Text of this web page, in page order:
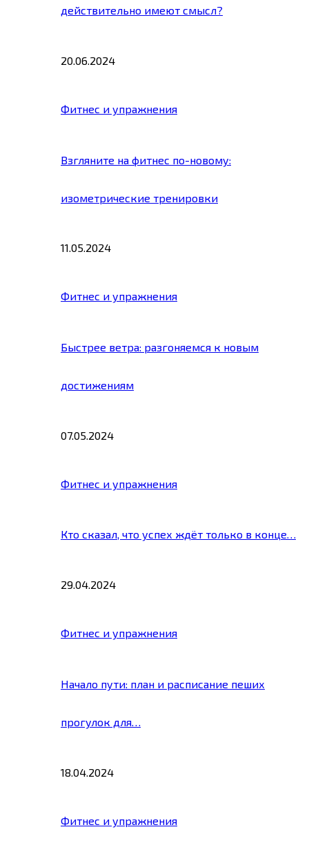
действительно имеют смысл?
20.06.2024
Фитнес и упражнения
Взгляните на фитнес по-новому:
изометрические тренировки
11.05.2024
Фитнес и упражнения
Быстрее ветра: разгоняемся к новым
достижениям
07.05.2024
Фитнес и упражнения
Кто сказал, что успех ждёт только в конце…
29.04.2024
Фитнес и упражнения
Начало пути: план и расписание пеших
прогулок для…
18.04.2024
Фитнес и упражнения